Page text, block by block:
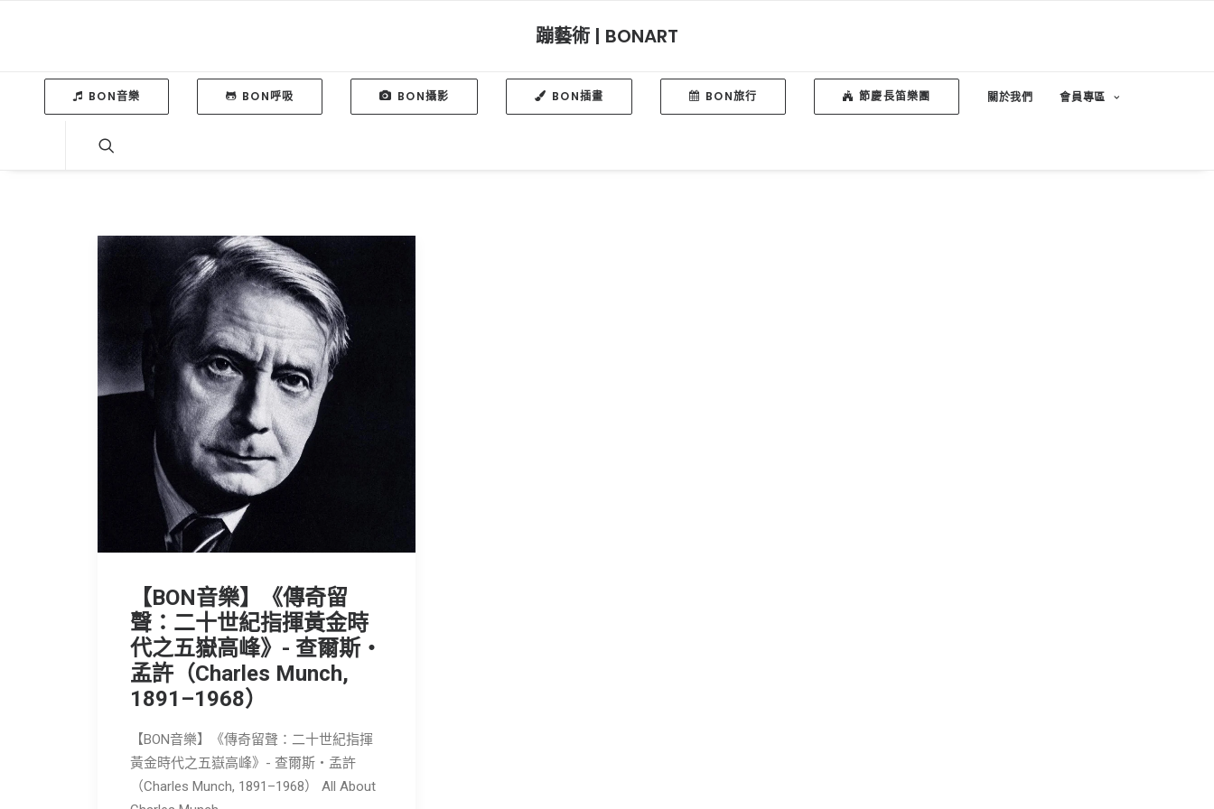
蹦藝術 | BONART
BON音樂 BON呼吸 BON攝影 BON插畫 BON旅行 節慶長笛樂團 關於我們 會員專區
【BON音樂】《傳奇留
聲：二十世紀指揮黃金時
代之五嶽高峰》- 查爾斯・
孟許（Charles Munch,
1891–1968）
【BON音樂】《傳奇留聲：二十世紀指揮
黃金時代之五嶽高峰》- 查爾斯・孟許
（Charles Munch, 1891–1968） All About